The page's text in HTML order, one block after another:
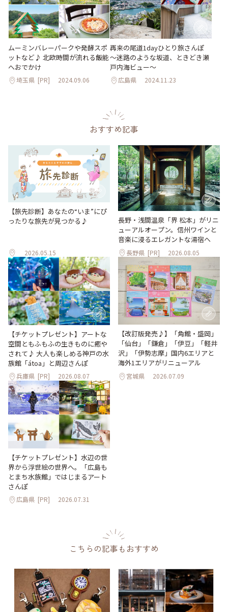
ムーミンバレーパークや発酵スポ
ットなど♪ 北欧時間が流れる飯能
へおでかけ
埼玉県 [PR] 2024.09.06
再来の尾道1dayひとり旅さんぽ
～迷路のような坂道、ときどき瀬
戸内海ビュー～
広島県 2024.11.23
おすすめ記事
【旅先診断】あなたの“いま”にぴ
ったりな旅先が見つかる♪
2026.05.15
長野・浅間温泉「界 松本」がリニ
ューアルオープン。信州ワインと
音楽に浸るエレガントな湯宿へ
長野県 [PR] 2026.08.05
【チケットプレゼント】アートな
空間ともふもふの生きものに癒や
されて♪ 大人も楽しめる神戸の水
族館「átoa」と周辺さんぽ
兵庫県 [PR] 2026.08.07
【改訂版発売♪】「角館・盛岡」
「仙台」「鎌倉」「伊豆」「軽井
沢」「伊勢志摩」国内6エリアと
海外1エリアがリニューアル
宮城県 2026.07.09
【チケットプレゼント】水辺の世
界から浮世絵の世界へ。「広島も
とまち水族館」ではじまるアート
さんぽ
広島県 [PR] 2026.07.31
こちらの記事もおすすめ